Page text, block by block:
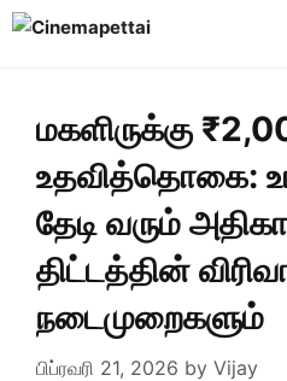
Skip
மகளிருக்கு
உதவித்தொகை:
தேடி வரும்
திட்டத்தின்
நடைமுறைகளும்
பிப்ரவரி 21, 2026 by Vijay